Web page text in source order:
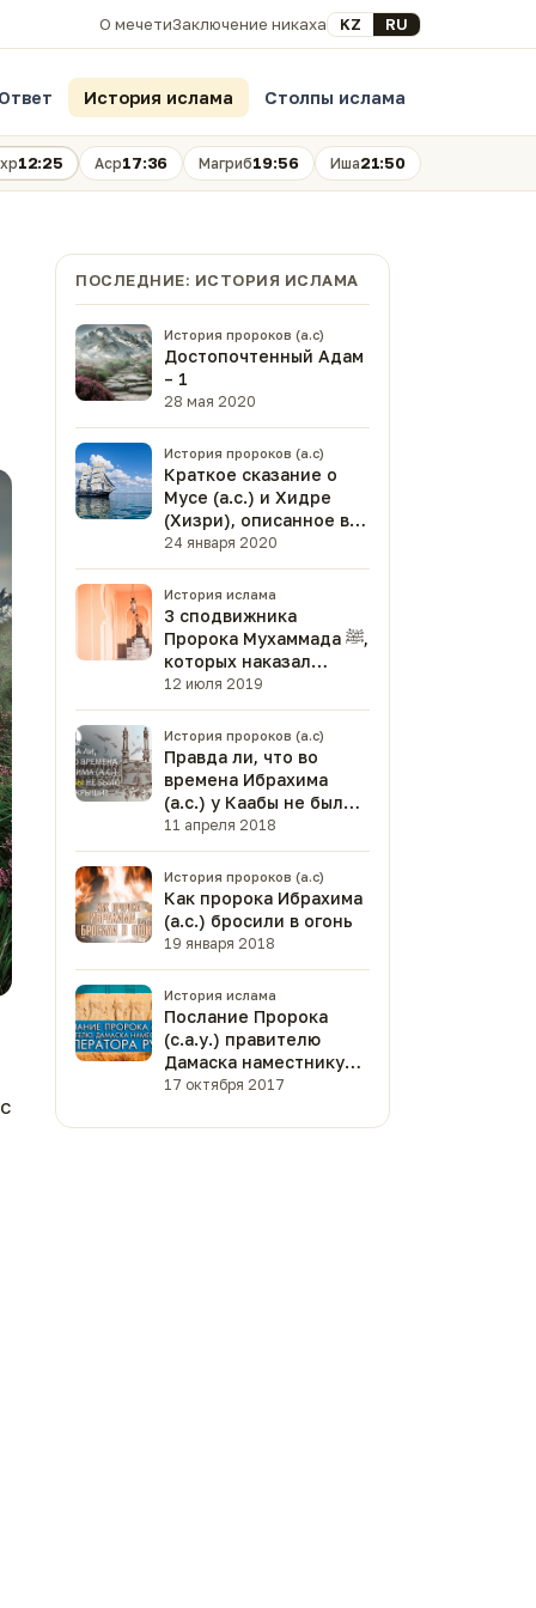
О мечетиЗаключение никахаВыберите язык
KZ RU
История ислама Столпы ислама
12:25 Аср17:36 Магриб19:56 Иша21:50
ПОСЛЕДНИЕ: ИСТОРИЯ ИСЛАМА
История пророков (а.с)
Достопочтенный Адам
– 1
28 мая 2020
История пророков (а.с)
Краткое сказание о
Мусе (а.с.) и Хидре
(Хизри), описанное в
Коране
24 января 2020
История ислама
3 сподвижника
Пророка Мухаммада ﷺ,
которых наказал
Всевышний
12 июля 2019
История пророков (а.с)
Правда ли, что во
времена Ибрахима
(а.с.) у Каабы не было
даже крыши?
11 апреля 2018
История пророков (а.с)
Как пророка Ибрахима
(а.с.) бросили в огонь
19 января 2018
История ислама
Послание Пророка
(с.а.у.) правителю
Дамаска наместнику
императора Руми
17 октября 2017